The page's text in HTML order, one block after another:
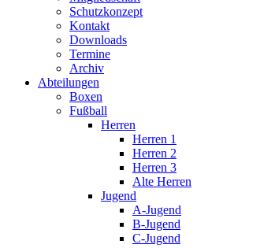
Schutzkonzept
Kontakt
Downloads
Termine
Archiv
Abteilungen
Boxen
Fußball
Herren
Herren 1
Herren 2
Herren 3
Alte Herren
Jugend
A-Jugend
B-Jugend
C-Jugend